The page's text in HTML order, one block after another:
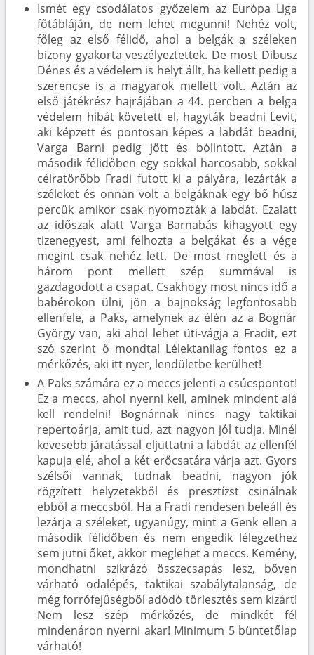
Ismét egy csodálatos győzelem az Európa Liga
főtábláján, de nem lehet megunni! Nehéz volt,
főleg az első félidő, ahol a belgák a széleken
bizony gyakorta veszélyeztettek. De most Dibusz
Dénes és a védelem is helyt állt, ha kellett pedig a
szerencse is a magyarok mellett volt. Aztán az
első játékrész hajrájában a 44. percben a belga
védelem hibát követett el, hagyták beadni Levit,
aki képzett és pontosan képes a labdát beadni,
Varga Barni pedig jött és bólintott. Aztán a
második félidőben egy sokkal harcosabb, sokkal
célratörőbb Fradi futott ki a pályára, lezárták a
széleket és onnan volt a belgáknak egy bő húsz
percük amikor csak nyomozták a labdát. Ezalatt
az időszak alatt Varga Barnabás kihagyott egy
tizenegyest, ami felhozta a belgákat és a vége
megint csak nehéz lett. De most meglett és a
három pont mellett szép summával is
gazdagodott a csapat. Csakhogy most nincs idő a
babérokon ülni, jön a bajnokság legfontosabb
ellenfele, a Paks, amelynek az élén az a Bognár
György van, aki ahol lehet üti-vágja a Fradit, ezt
szó szerint ő mondta! Lélektanilag fontos ez a
mérkőzés, aki itt nyer, lendületbe kerülhet!
A Paks számára ez a meccs jelenti a csúcspontot!
Ez a meccs, ahol nyerni kell, aminek mindent alá
kell rendelni! Bognárnak nincs nagy taktikai
repertoárja, amit tud, azt nagyon jól tudja. Minél
kevesebb járatással eljuttatni a labdát az ellenfél
kapuja elé, ahol a két erőcsatára várja azt. Gyors
szélsői vannak, tudnak beadni, nagyon jók
rögzített helyzetekből és presztízst csinálnak
ebből a meccsből. Ha a Fradi rendesen beleáll és
lezárja a széleket, ugyanúgy, mint a Genk ellen a
második félidőben és nem engedik lélegzethez
sem jutni őket, akkor meglehet a meccs. Kemény,
mondhatni szikrázó összecsapás lesz, bőven
várható odalépés, taktikai szabálytalanság, de
még forrófejűségből adódó törlesztés sem kizárt!
Nem lesz szép mérkőzés, de mindkét fél
mindenáron nyerni akar! Minimum 5 büntetőlap
várható!